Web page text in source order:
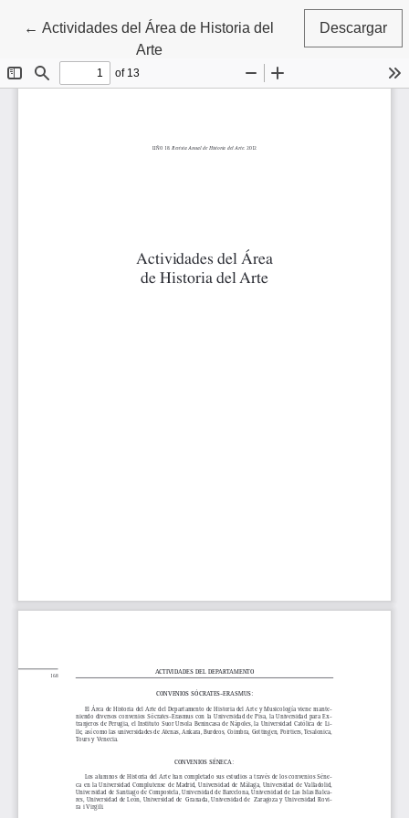
←Volver a los detalles del artículo
Actividades del Área de Historia del
Arte
Descargar